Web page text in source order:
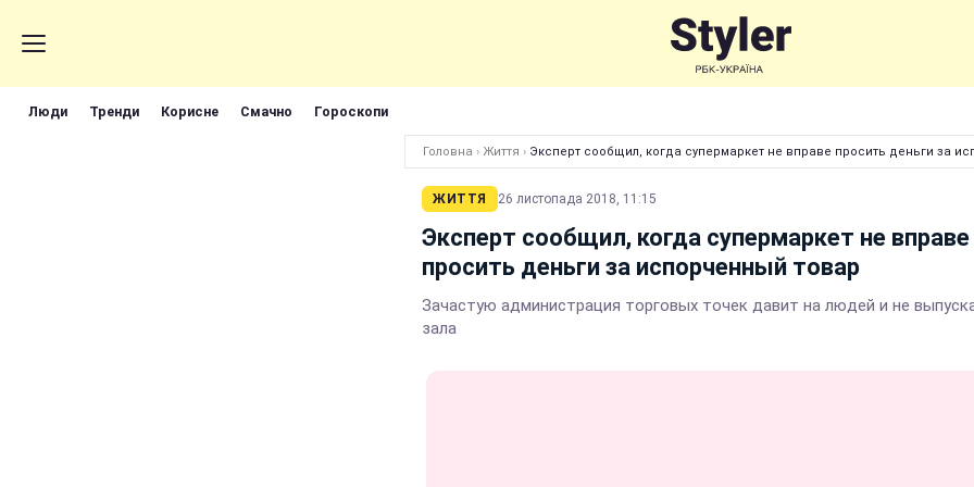
Люди Тренди Корисне Смачно Гороскопи
Головна › Життя › Эксперт сообщил, когда супермаркет не вправе просить деньги за
ЖИТТЯ 26 листопада 2018, 11:15
Эксперт сообщил, когда супермаркет не вправе
просить деньги за испорченный товар
Зачастую администрация торговых точек давит на людей и не
зала